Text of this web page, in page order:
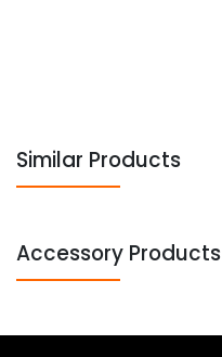
Similar Products
Accessory Products